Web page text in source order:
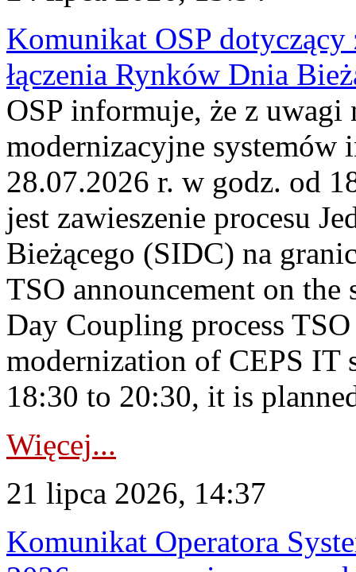
Komunikat OSP dotyczący
łączenia Rynków Dnia
OSP informuje, że z uwagi
modernizacyjne
28.07.2026 r. w godz. od
jest zawieszenie procesu
Bieżącego (SIDC) na
TSO announcement on
Day Coupling process
modernization of CEPS IT
18:30 to 20:30, it is
Więcej...
21 lipca 2026, 14:37
Komunikat Operatora